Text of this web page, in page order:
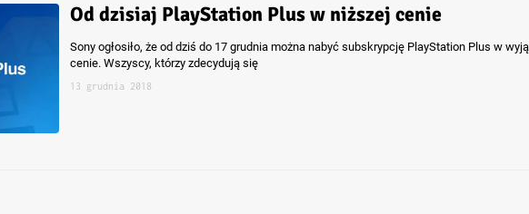
Od dzisiaj PlayStation Plus w niższej cenie
Sony ogłosiło, że od dziś do 17 grudnia można nabyć subskrypcję PlayStation Plus w
cenie. Wszyscy, którzy zdecydują się
13 grudnia 2018